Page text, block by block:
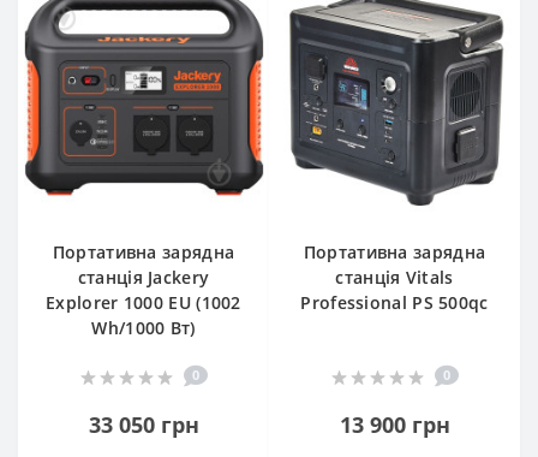
Портативна зарядна
станція Jackery
Explorer 1000 EU (1002
Wh/1000 Вт)
0
33 050 грн
Портативна зарядна
станція Vitals
Professional PS 500qc
0
13 900 грн